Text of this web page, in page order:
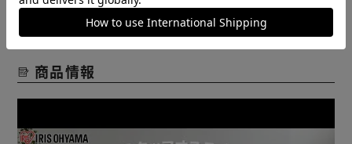
商品情報